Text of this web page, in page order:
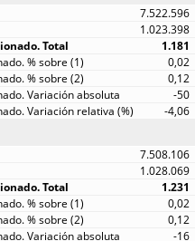
7.522.596
1.023.398
1.181
0,02
0,12
-50
-4,06
7.508.106
1.028.069
1.231
0,02
0,12
-16